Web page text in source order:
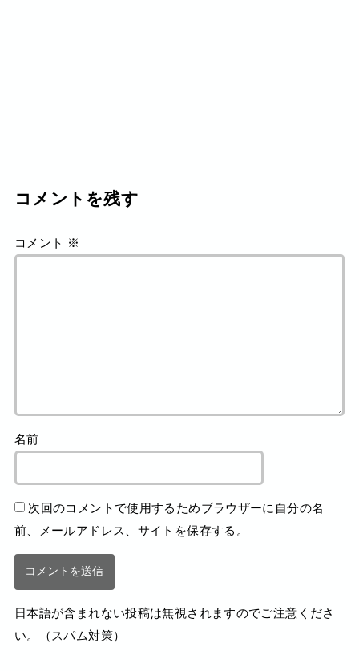
コメントを残す
コメント ※
名前
次回のコメントで使用するためブラウザーに自分の名
前、メールアドレス、サイトを保存する。
日本語が含まれない投稿は無視されますのでご注意くださ
い。（スパム対策）